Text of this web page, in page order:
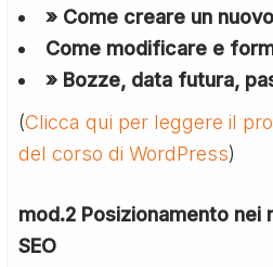
» Come creare un
Come modificare e
» Bozze, data futura,
(Clicca qui per leggere il
del corso di WordPress)
mod.2 Posizionamento
SEO